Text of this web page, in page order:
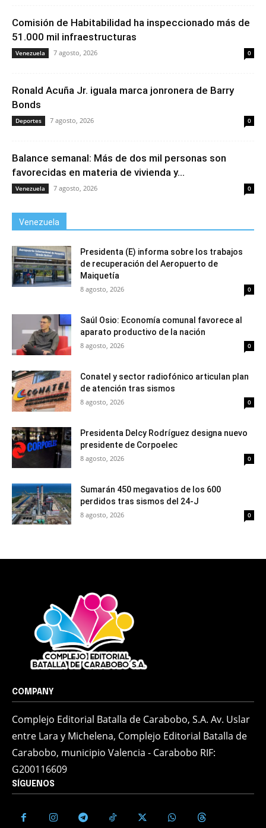
Comisión de Habitabilidad ha inspeccionado más de
51.000 mil infraestructuras
Venezuela 7 agosto, 2026 0
Ronald Acuña Jr. iguala marca jonronera de Barry
Bonds
Deportes 7 agosto, 2026 0
Balance semanal: Más de dos mil personas son
favorecidas en materia de vivienda y...
Venezuela 7 agosto, 2026 0
Venezuela
Presidenta (E) informa sobre los trabajos
de recuperación del Aeropuerto de
Maiquetía
8 agosto, 2026 0
Saúl Osio: Economía comunal favorece al
aparato productivo de la nación
8 agosto, 2026 0
Conatel y sector radiofónico articulan plan
de atención tras sismos
8 agosto, 2026 0
Presidenta Delcy Rodríguez designa nuevo
presidente de Corpoelec
8 agosto, 2026 0
Sumarán 450 megavatios de los 600
perdidos tras sismos del 24-J
8 agosto, 2026 0
COMPANY
Complejo Editorial Batalla de Carabobo, S.A. Av. Uslar
entre Lara y Michelena, Complejo Editorial Batalla de
Carabobo, municipio Valencia - Carabobo RIF:
G200116609
SÍGUENOS